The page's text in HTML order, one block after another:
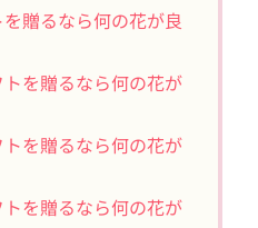
贈るなら何の花が良
を贈るなら何の花が
を贈るなら何の花が
を贈るなら何の花が